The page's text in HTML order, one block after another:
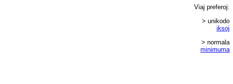
Viaj preferoj:
> unikodo
iksoj
> normala
minimuma